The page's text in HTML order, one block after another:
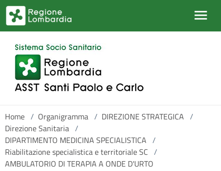
Salta al contenuto principale
Home / Organigramma / DIREZIONE STRATEGICA /
Direzione Sanitaria /
DIPARTIMENTO MEDICINA SPECIALISTICA /
Riabilitazione specialistica e territoriale SC /
AMBULATORIO DI TERAPIA A ONDE D'URTO